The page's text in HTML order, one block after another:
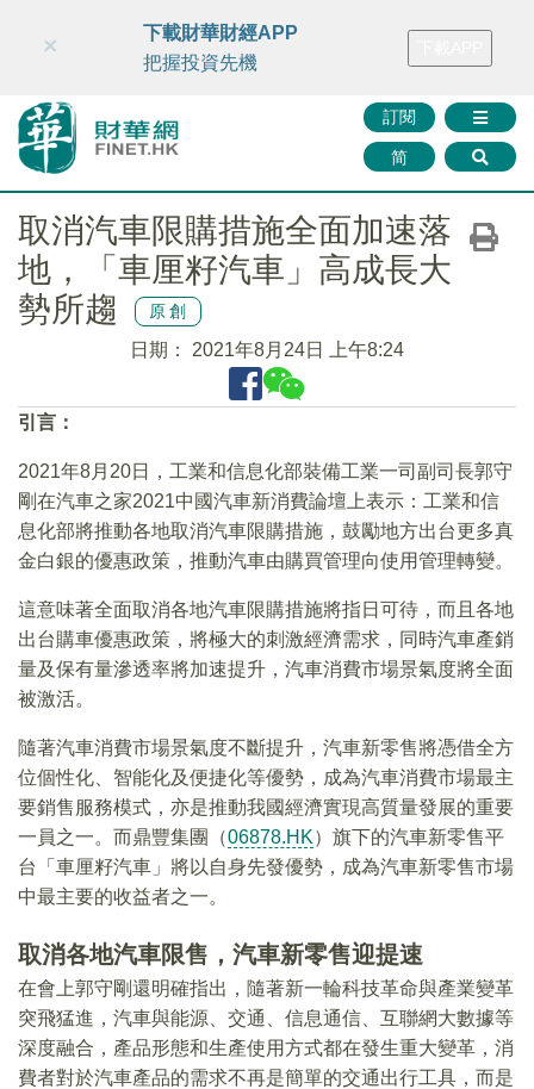
財華智庫網 FINTV FINMETA 財華證券 媒體矩陣
訂閱
简
×
下載財華財經APP
把握投資先機
取消汽車限購措施全面加速落
地，「車厘籽汽車」高成長大
勢所趨
原創
日期： 2021年8月24日 上午8:24
引言：
2021年8月20日，工業和信息化部裝備工業一司副司長郭守
剛在汽車之家2021中國汽車新消費論壇上表示：工業和信
息化部將推動各地取消汽車限購措施，鼓勵地方出台更多真
金白銀的優惠政策，推動汽車由購買管理向使用管理轉變。
這意味著全面取消各地汽車限購措施將指日可待，而且各地
出台購車優惠政策，將極大的刺激經濟需求，同時汽車產銷
量及保有量滲透率將加速提升，汽車消費市場景氣度將全面
被激活。
隨著汽車消費市場景氣度不斷提升，汽車新零售將憑借全方
位個性化、智能化及便捷化等優勢，成為汽車消費市場最主
要銷售服務模式，亦是推動我國經濟實現高質量發展的重要
一員之一。而鼎豐集團（06878.HK）旗下的汽車新零售平
台「車厘籽汽車」將以自身先發優勢，成為汽車新零售市場
中最主要的收益者之一。
取消各地汽車限售，汽車新零售迎提速
在會上郭守剛還明確指出，隨著新一輪科技革命與產業變革
突飛猛進，汽車與能源、交通、信息通信、互聯網大數據等
深度融合，產品形態和生產使用方式都在發生重大變革，消
費者對於汽車產品的需求不再是簡單的交通出行工具，而是